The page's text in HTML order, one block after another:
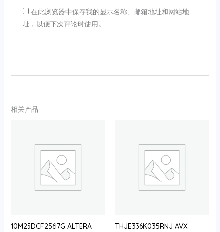
在此浏览器中保存我的显示名称、邮箱地址和网站地
址，以便下次评论时使用。
相关产品
10M25DCF256I7G ALTERA THJE336K035RNJ AVX